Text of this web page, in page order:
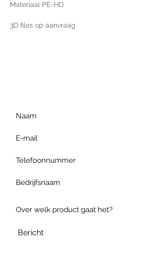
Materiaal PE-HD
3D files op aanvraag